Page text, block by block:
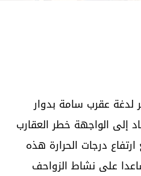
لدغة عقرب سامة بدوار
إلى الواجهة خطر العقارب
درجات الحرارة هذه
على نشاط الزواحف